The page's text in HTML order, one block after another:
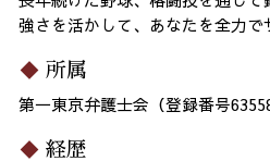
強さを活かして、あなたを全力で
所属
第一東京弁護士会（登録番号63558
経歴